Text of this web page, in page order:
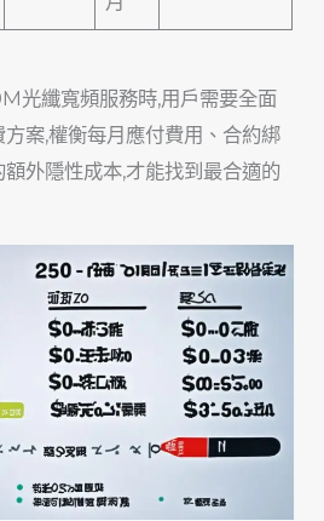
光纖寬頻服務時,用戶需要全面
案,權衡每月應付費用、合約綁
外隱性成本,才能找到最合適的